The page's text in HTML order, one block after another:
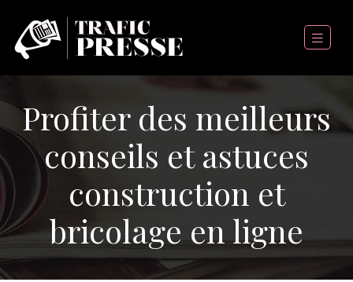
Profiter des meilleurs
conseils et astuces
construction et
bricolage en ligne